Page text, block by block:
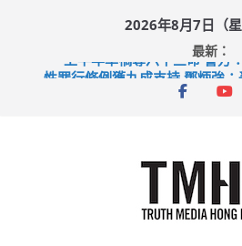
2026年8月7日（星
最新：
上半年車禍奪六十三命 警方
性罪行修例獲九成支持 鄧炳強
涉造假公屋富戶申報表